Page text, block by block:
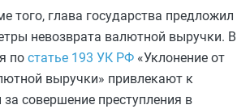
того, глава государства предложил
невозврата валютной выручки. В
по статье 193 УК РФ «Уклонение от
выручки» привлекают к
за совершение преступления в